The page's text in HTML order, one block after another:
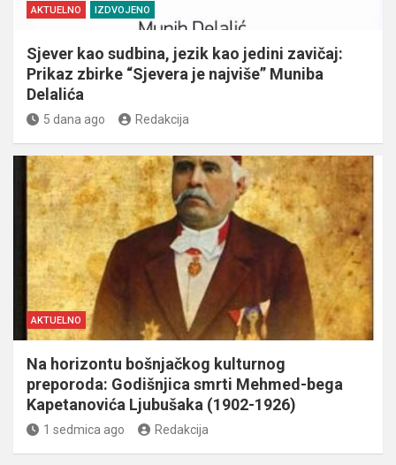
AKTUELNO IZDVOJENO
Sjever kao sudbina, jezik kao jedini zavičaj:
Prikaz zbirke “Sjevera je najviše” Muniba
Delalića
5 dana ago Redakcija
AKTUELNO
Na horizontu bošnjačkog kulturnog
preporoda: Godišnjica smrti Mehmed-bega
Kapetanovića Ljubušaka (1902-1926)
1 sedmica ago Redakcija